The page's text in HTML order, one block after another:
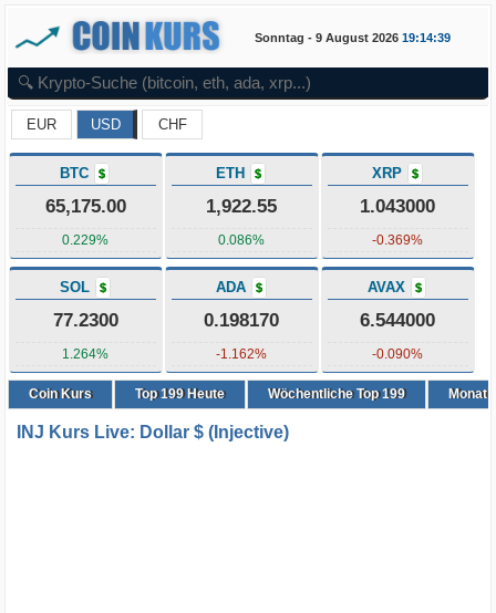
Sonntag - 9 August 2026 19:14:39
EUR USD CHF
BTC $
65,175.00
0.229%
ETH $
1,922.55
0.086%
XRP $
1.043000
-0.369%
SOL $
77.2300
1.264%
ADA $
0.198170
-1.162%
AVAX $
6.544000
-0.090%
Coin Kurs Top199Heute Wöchentliche Top 199
INJ Kurs Live: Dollar $ (Injective)